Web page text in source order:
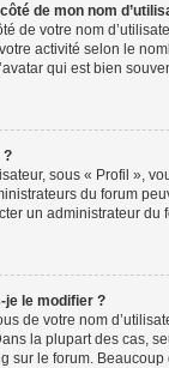
de mon nom
de votre nom
activité selon le
qui est bien
?
sous « Profil »,
du forum
un administrateur du
je le modifier ?
de votre nom
la plupart des cas,
sur le forum.